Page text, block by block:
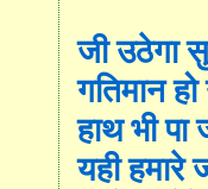
जी उठेगा
गतिमान हो
हाथ भी पा
यही हमारे